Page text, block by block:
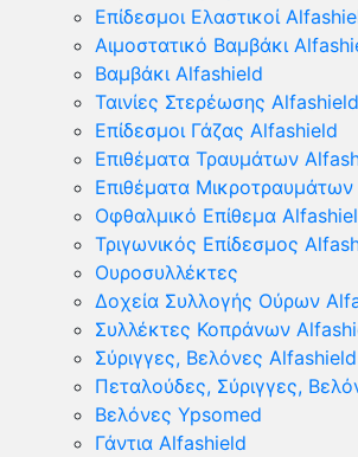
Επίδεσμοι Ελαστικοί
Αιμοστατικό Βαμβάκι
Βαμβάκι Alfashield
Ταινίες Στερέωσης Alfashield
Επίδεσμοι Γάζας Alfashield
Επιθέματα Τραυμάτων
Επιθέματα
Οφθαλμικό Eπίθεμα
Τριγωνικός Επίδεσμος
Ουροσυλλέκτες
Δοχεία Συλλογής Ούρων
Συλλέκτες Κοπράνων
Σύριγγες, Βελόνες Alfashield
Πεταλούδες, Σύριγγες,
Βελόνες Ypsomed
Γάντια Alfashield